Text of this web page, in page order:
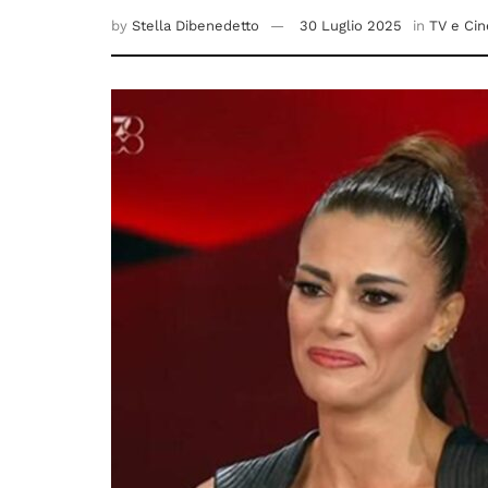
by Stella Dibenedetto 30 Luglio 2025 in TV e